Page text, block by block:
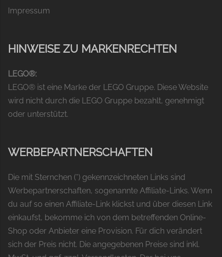
Impressum
HINWEISE ZU MARKENRECHTEN
LEGO®:
LEGO® ist eine Marke der LEGO Gruppe. Diese Website
wird nicht durch die LEGO Gruppe bezahlt, genehmigt
oder unterstützt.
WERBEPARTNERSCHAFTEN
Die mit Sternchen (*) gekennzeichneten Links sind
Werbepartnerschaften, sogenannte Affiliate-Links. Wenn
du auf so einen Affiliate-Link klickst und über diesen Link
einkaufst, bekomme ich von dem betreffenden Online-
Shop oder Anbieter eine Provision. Für dich verändert
sich der Preis nicht. Die angegebenen Preise sind inkl.